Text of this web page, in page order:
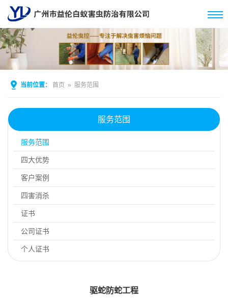
当前位置： 首页 » 服务范围
服务范围
服务范围
四大优势
客户案例
四害消杀
证书
公司证书
个人证书
驱蛇防蛇工程